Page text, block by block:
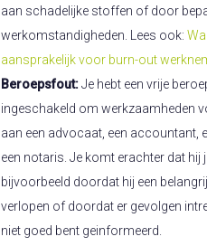
aan schadelijke stoffen of door
werkomstandigheden. Lees ook:
aansprakelijk voor burn-out
Beroepsfout:Je hebt een vrije
ingeschakeld om werkzaamheden
aan een advocaat, een accountant,
een notaris. Je komt erachter dat hij
bijvoorbeeld doordat hij een
verlopen of doordat er gevolgen
niet goed bent geinformeerd.